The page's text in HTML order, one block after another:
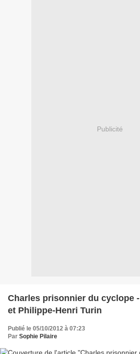
Publicité
Charles prisonnier du cyclope
et Philippe-Henri Turin
Publié le 05/10/2012 à 07:23
Par Sophie Pilaire